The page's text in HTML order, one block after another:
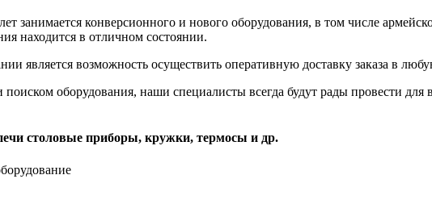
конверсионного и нового оборудования, в том числе
находится в отличном состоянии.
является возможность осуществить оперативную доставку заказа в
оборудования, наши специалисты всегда будут рады провести
столовые приборы, кружки, термосы и др.